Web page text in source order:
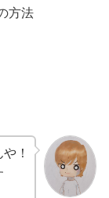
方法
！